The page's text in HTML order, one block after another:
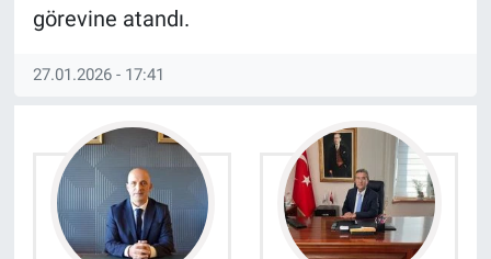
görevine atandı.
27.01.2026 - 17:41